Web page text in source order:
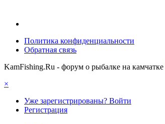
Политика конфиденциальности
Обратная связь
KamFishing.Ru - форум о рыбалке на камчатке
×
Уже зарегистрированы? Войти
Регистрация